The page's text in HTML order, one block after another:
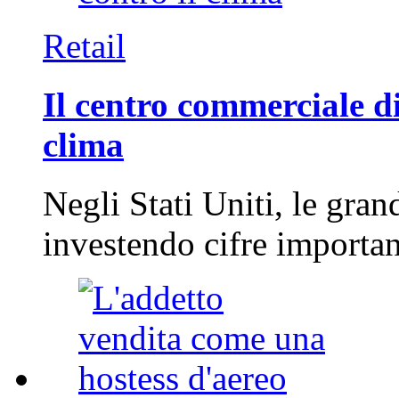
Retail
Il centro commerciale
clima
Negli Stati Uniti, le
investendo cifre